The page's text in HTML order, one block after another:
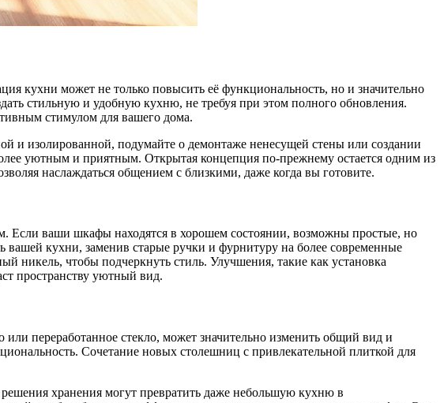
кухни может не только повысить её функциональность, но и значительно
стильную и удобную кухню, не требуя при этом полного обновления.
стимулом для вашего дома.
и изолированной, подумайте о демонтаже ненесущей стены или создании
уютным и приятным. Открытая концепция по-прежнему остается одним из
наслаждаться общением с близкими, даже когда вы готовите.
Если ваши шкафы находятся в хорошем состоянии, возможны простые, но
кухни, заменив старые ручки и фурнитуру на более современные
чтобы подчеркнуть стиль. Улучшения, такие как установка
пространству уютный вид.
переработанное стекло, может значительно изменить общий вид и
Сочетание новых столешниц с привлекательной плиткой для
хранения могут превратить даже небольшую кухню в